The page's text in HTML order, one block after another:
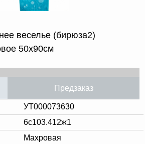
веселье (бирюза2)
50х90см
Предзаказ
УТ000073630
6с103.412ж1
Махровая